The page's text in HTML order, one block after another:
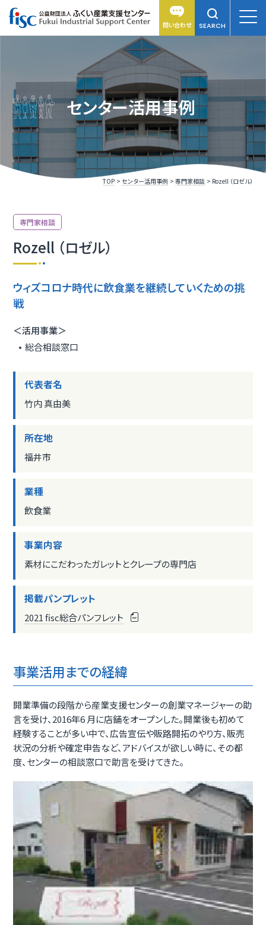
問い合わせ SEARCH
センター活用事例
TOP センター活用事例 専門家相談 Rozell （ロゼル）
専門家相談
Rozell （ロゼル）
ウィズコロナ時代に飲食業を継続していくための挑
戦
＜活用事業＞
総合相談窓口
代表者名
竹内 真由美
所在地
福井市
業種
飲食業
事業内容
素材にこだわったガレットとクレープの専門店
掲載パンプレット
2021 fisc総合パンフレット
事業活用までの経緯
開業準備の段階から産業支援センターの創業マネージャーの助
言を受け、2016年6 月に店舗をオープンした。開業後も初めて
経験することが多い中で、広告宣伝や販路開拓のやり方、販売
状況の分析や確定申告など、アドバイスが欲しい時に、その都
度、センターの相談窓口で助言を受けてきた。